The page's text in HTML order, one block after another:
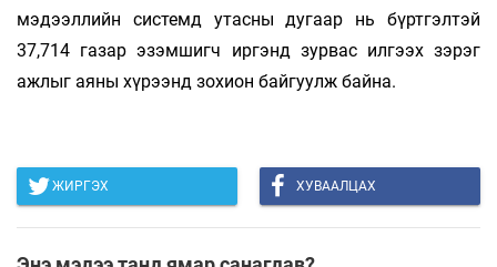
мэдээллийн системд утасны дугаар нь бүртгэлтэй
37,714 газар эзэмшигч иргэнд зурвас илгээх зэрэг
ажлыг аяны хүрээнд зохион байгуулж байна.
ЖИРГЭХ ХУВААЛЦАХ